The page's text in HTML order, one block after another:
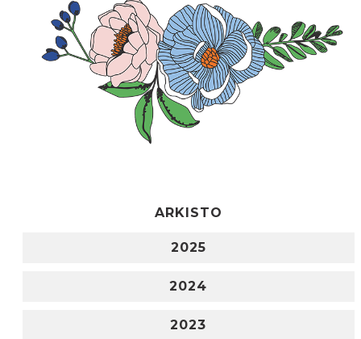
ARKISTO
2025
2024
2023